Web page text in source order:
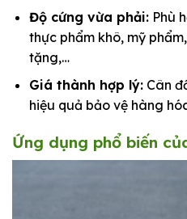
Độ cứng vừa phải:Phù
thực phẩm khô, mỹ
tặng,…
Giá thành hợp lý:Cân
hiệu quả bảo vệ hàng
Ứng dụng phổ biến